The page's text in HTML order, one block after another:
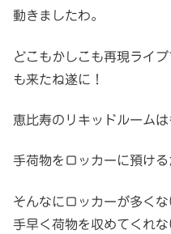
動きましたわ。
どこもかしこも再現ライ
も来たね遂に！
恵比寿のリキッドルームは
手荷物をロッカーに預ける
そんなにロッカーが多く
手早く荷物を収めてくれな